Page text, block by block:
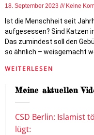
18. September 2023 Keine
Ist die Menschheit seit
aufgesessen? Sind Katzen
Das zumindest soll den
so ähnlich – weisgemacht
WEITERLESEN
Meine aktuellen
CSD Berlin: Islamist
lügt: